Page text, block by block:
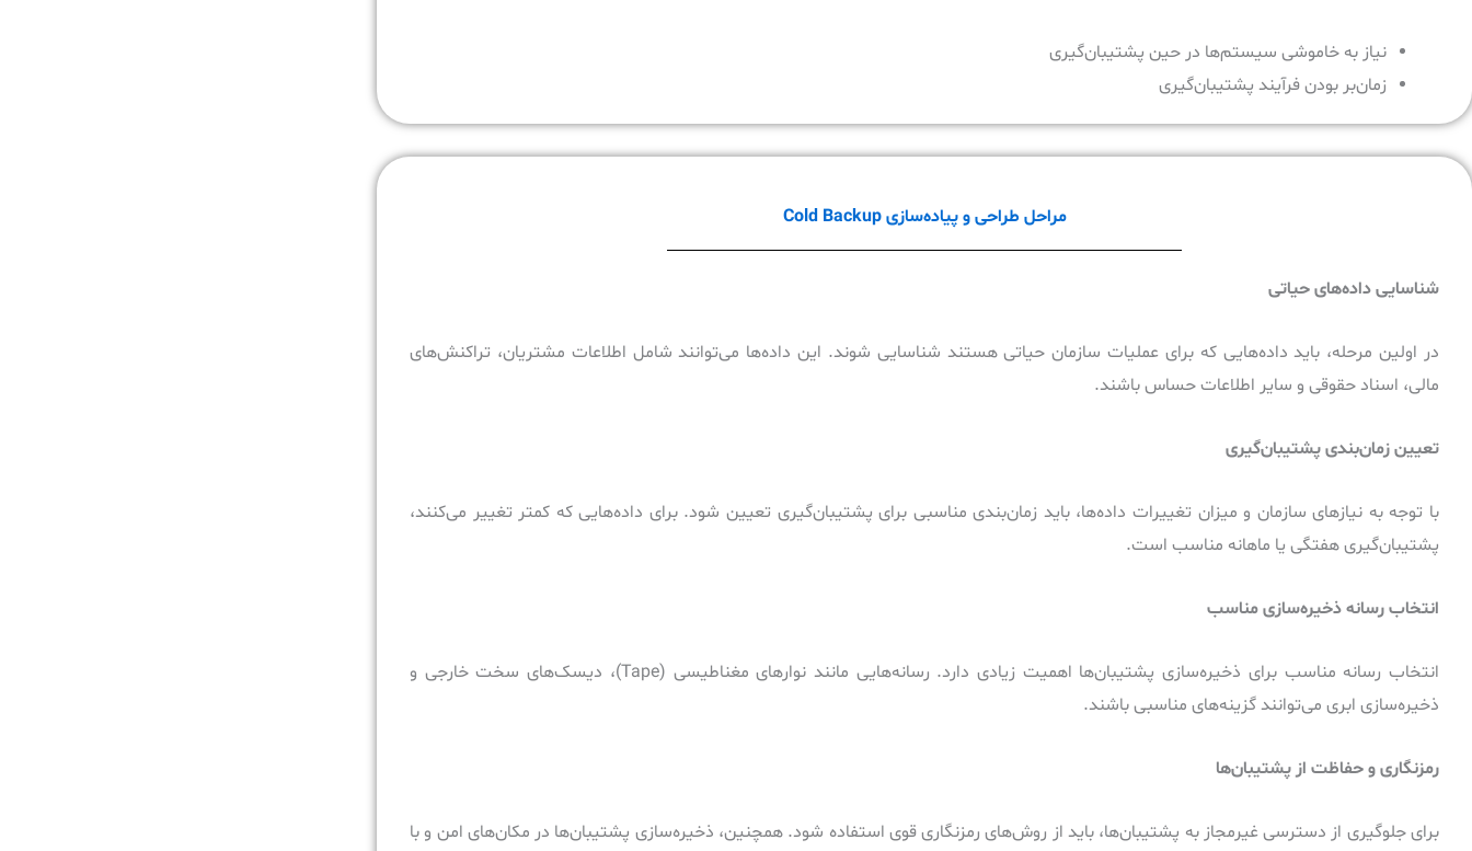
نیاز به خاموشی سیستم‌ها در حین پشتیبان‌گیری
زمان‌بر بودن فرآیند پشتیبان‌گیری
مراحل طراحی و پیاده‌سازی Cold Backup
شناسایی داده‌های حیاتی
در اولین مرحله، باید داده‌هایی که برای عملیات سازمان حیاتی هستند شناسایی شوند. این داده‌ها می‌توانند شامل اطلاعات مشتریان، تراکنش‌های
مالی، اسناد حقوقی و سایر اطلاعات حساس باشند.
تعیین زمان‌بندی پشتیبان‌گیری
با توجه به نیازهای سازمان و میزان تغییرات داده‌ها، باید زمان‌بندی مناسبی برای پشتیبان‌گیری تعیین شود. برای داده‌هایی که کمتر تغییر می‌کنند،
پشتیبان‌گیری هفتگی یا ماهانه مناسب است.
انتخاب رسانه ذخیره‌سازی مناسب
انتخاب رسانه مناسب برای ذخیره‌سازی پشتیبان‌ها اهمیت زیادی دارد. رسانه‌هایی مانند نوارهای مغناطیسی (Tape)، دیسک‌های سخت خارجی و
ذخیره‌سازی ابری می‌توانند گزینه‌های مناسبی باشند.
رمزنگاری و حفاظت از پشتیبان‌ها
برای جلوگیری از دسترسی غیرمجاز به پشتیبان‌ها، باید از روش‌های رمزنگاری قوی استفاده شود. همچنین، ذخیره‌سازی پشتیبان‌ها در مکان‌های امن و با